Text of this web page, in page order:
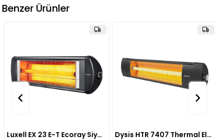
Benzer Ürünler
Luxell EX 23 E-T Ecoray Siyah Isıtıcı
Dysis HTR 7407 Thermal Elektrikli Isıtıcı 2300W